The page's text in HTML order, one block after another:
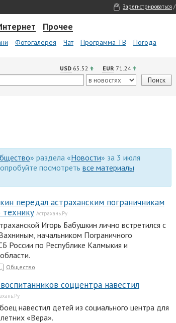
Зарегистрироваться /
Прочее
Фотогалерея Чат Программа ТВ Погода
USD 65.52 EUR 71.24
» раздела «Новости» за 3 июля
посмотреть все материалы
передал астраханским пограничникам
Астрахань.Ру
Игорь Бабушкин лично встретился с
начальником Пограничного
России по Республике Калмыкия и
Общество
соццентра навестил
навестил детей из социального центра для
«Вера».